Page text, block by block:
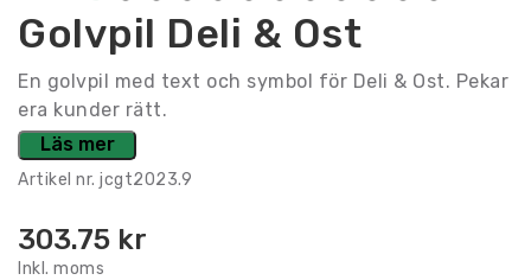
Golvpil Deli & Ost
En golvpil med text och symbol för Deli & Ost. Pekar
era kunder rätt.
Läs mer
Artikel nr. jcgt2023.9
303.75 kr
Inkl. moms